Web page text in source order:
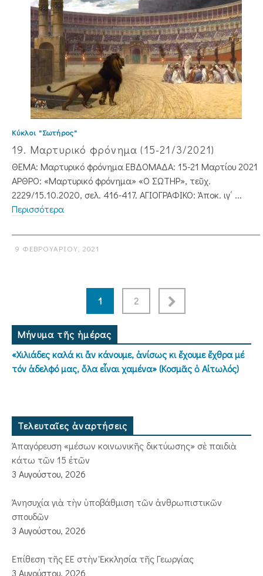
Κύκλοι "Σωτήρος"
19. Μαρτυρικό φρόνημα (15-21/3/2021)
ΘΕΜΑ: Μαρτυρικό φρόνημα ΕΒΔΟΜΑΔΑ: 15-21 Μαρτίου 2021
ΑΡΘΡΟ: «Μαρτυρικό φρόνημα» «Ο ΣΩΤΗΡ», τεῦχ.
2229/15.10.2020, σελ. 416-417. ΑΓΙΟΓΡΑΦΙΚΟ: Ἀποκ. ιγ΄ ...
Περισσότερα
9 ΦΕΒΡΟΥΑΡΊΟΥ, 2021
1 2
Μήνυμα τῆς ἡμέρας
«Χιλιάδες καλά κι ἄν κάνουμε, ἀνίσως κι ἔχουμε ἔχθρα μέ
τόν ἀδελφό μας, ὅλα εἶναι χαμένα» (Κοσμᾶς ὁ Αἰτωλός)
Τελευταῖες ἀναρτήσεις
Ἀπαγόρευση «μέσων κοινωνικῆς δικτύωσης» σὲ παιδιὰ
κάτω τῶν 15 ἐτῶν
3 Αυγούστου, 2026
Ἀνησυχία γιὰ τὴν ὑποβάθμιση τῶν ἀνθρωπιστικῶν
σπουδῶν
3 Αυγούστου, 2026
Ἐπίθεση τῆς ΕΕ στὴν Ἐκκλησία τῆς Γεωργίας
3 Αυγούστου, 2026